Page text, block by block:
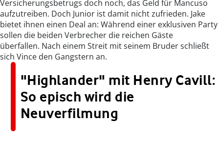
Versicherungsbetrugs doch noch, das Geld für Mancuso
aufzutreiben. Doch Junior ist damit nicht zufrieden. Jake
bietet ihnen einen Deal an: Während einer exklusiven Party
sollen die beiden Verbrecher die reichen Gäste
überfallen. Nach einem Streit mit seinem Bruder schließt
sich Vince den Gangstern an.
"Highlander" mit Henry Cavill:
So episch wird die
Neuverfilmung